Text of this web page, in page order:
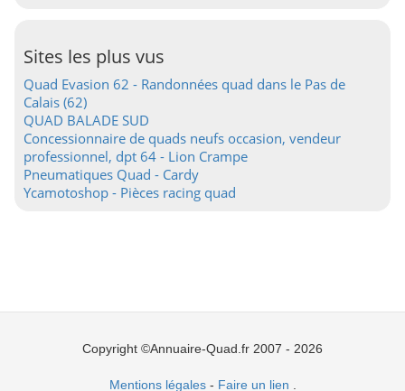
Sites les plus vus
Quad Evasion 62 - Randonnées quad dans le Pas de
Calais (62)
QUAD BALADE SUD
Concessionnaire de quads neufs occasion, vendeur
professionnel, dpt 64 - Lion Crampe
Pneumatiques Quad - Cardy
Ycamotoshop - Pièces racing quad
Copyright ©Annuaire-Quad.fr 2007 - 2026
Mentions légales- Faire un lien